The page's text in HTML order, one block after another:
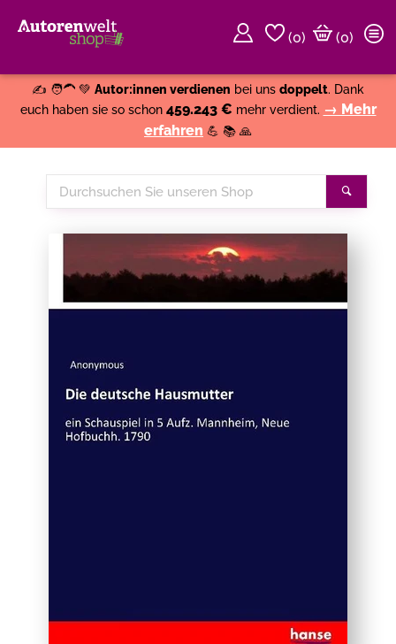
(0)
(0)
✍️ 🧑‍🦱 💚 Autor:innen verdienen bei uns doppelt. Dank
euch haben sie so schon 459.243 € mehr verdient. → Mehr
erfahren 💪 📚 🙏
Durchsuchen
Sie